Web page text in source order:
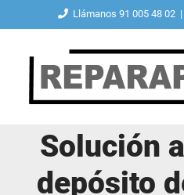
contenido
Llámanos 91 005 48 02 |
Solución
depósito